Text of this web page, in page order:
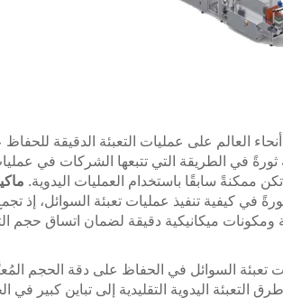
العالم على عمليات التعبئة الدقيقة
ثورةً في الطريقة التي تتبعها الشركات في
ممكنةً سابقًا باستخدام العمليات اليدوية.
في كيفية تنفيذ عمليات تعبئة السوائل، إذ
ميكانيكية دقيقة لضمان اتساق حجم
تعبئة السوائل في الحفاظ على دقة الحجم
التعبئة اليدوية التقليدية إلى تباين كبير في